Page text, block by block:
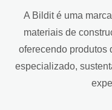
A Bildit é uma
materiais de
oferecendo produtos
especializado,